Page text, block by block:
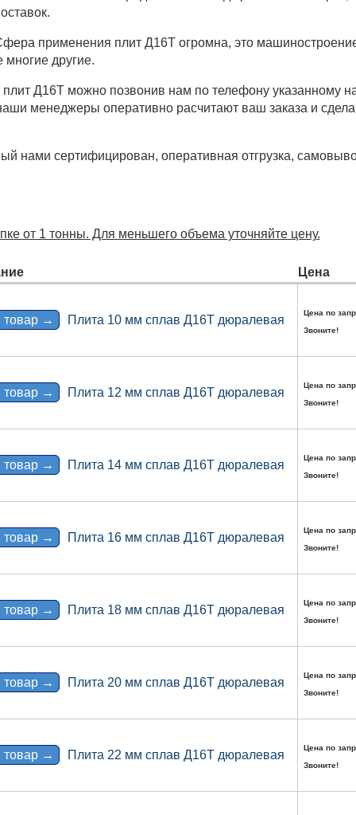
применения плит Д16Т огромна, это
другие.
плит Д16Т можно позвонив нам по телефону указанному
менеджеры оперативно расчитают ваш заказа и
нами сертифицирован, оперативная отгрузка,
от 1 тонны. Для меньшего объема уточняйте цену.
Цена
товар → Плита 10 мм сплав Д16Т дюралевая
Цена по
Звоните!
товар → Плита 12 мм сплав Д16Т дюралевая
Цена по
Звоните!
товар → Плита 14 мм сплав Д16Т дюралевая
Цена по
Звоните!
товар → Плита 16 мм сплав Д16Т дюралевая
Цена по
Звоните!
товар → Плита 18 мм сплав Д16Т дюралевая
Цена по
Звоните!
товар → Плита 20 мм сплав Д16Т дюралевая
Цена по
Звоните!
товар → Плита 22 мм сплав Д16Т дюралевая
Цена по
Звоните!